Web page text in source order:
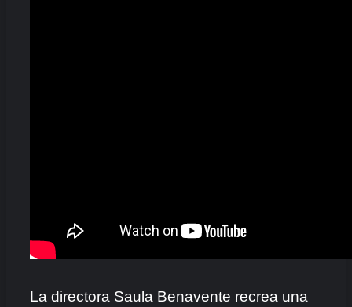
La directora Saula Benavente recrea una